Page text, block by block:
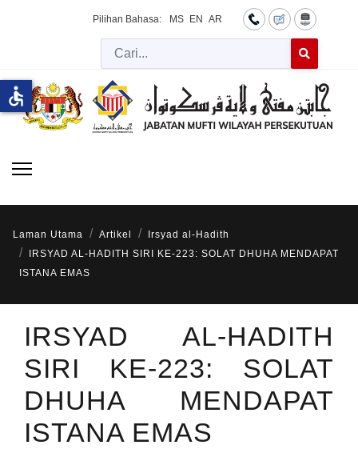
Pilihan Bahasa: MS EN AR
Cari
Laman Utama Artikel
Irsyad al-Hadith
IRSYAD AL-HADITH SIRI KE-223: SOLAT DHUHA MENDAPAT
ISTANA EMAS
IRSYAD AL-HADITH
SIRI KE-223: SOLAT
DHUHA MENDAPAT
ISTANA EMAS
accessible